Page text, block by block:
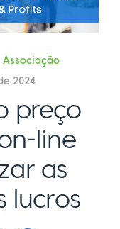
Associação
2024
preço
line
as
lucros